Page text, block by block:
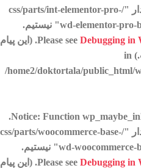
قادر به خواندن کلید "path" با مقدار "/css/parts/int-elementor-pro-
rtl.css" برای برگه شیوه‌نامه "wd-elementor-pro-base" نیستیم.
Please see Debugging in
for more information. (این پیام
/home2/doktortala/public_html/
Notice: Function
.
قادر به خواندن کلید "path" با مقدار "/css/parts/woocommerce-base-
rtl.css" برای برگه شیوه‌نامه "wd-woocommerce-base" نیستیم.
Please see Debugging in
for more information. (این پیام